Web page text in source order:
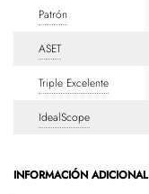
Patrón
ASET
Triple Excelente
IdealScope
INFORMACIÓN ADICIONAL